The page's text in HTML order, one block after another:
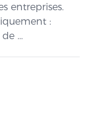
entreprises.
:
...